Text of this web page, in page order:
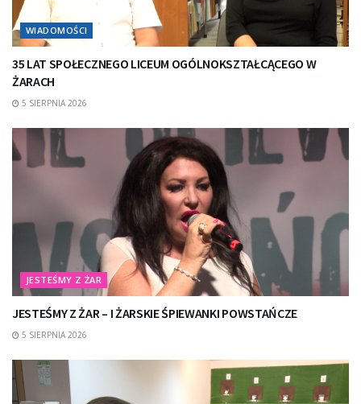
WIADOMOŚCI
35 LAT SPOŁECZNEGO LICEUM OGÓLNOKSZTAŁCĄCEGO W
ŻARACH
5 SIERPNIA 2026
JESTEŚMY Z ŻAR
JESTEŚMY Z ŻAR – I ŻARSKIE ŚPIEWANKI POWSTAŃCZE
5 SIERPNIA 2026